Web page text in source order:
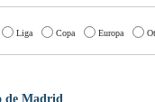
Liga Copa Europa
de Madrid